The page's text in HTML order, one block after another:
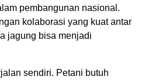
pembangunan nasional.
kolaborasi yang kuat antar
jagung bisa menjadi
sendiri. Petani butuh